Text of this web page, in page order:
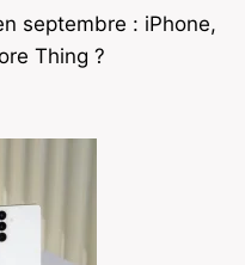
septembre : iPhone,
Thing ?